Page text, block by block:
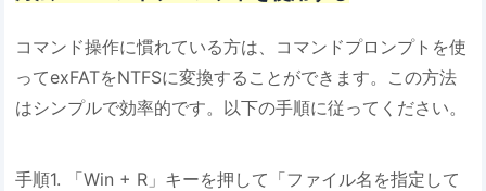
コマンド操作に慣れている方は、コマンドプロンプトを使
ってexFATをNTFSに変換することができます。この方法
はシンプルで効率的です。以下の手順に従ってください。
手順1. 「Win + R」キーを押して「ファイル名を指定して